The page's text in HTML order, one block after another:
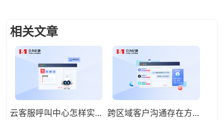
相关文章
云客服呼叫中心怎样实现夜间无人值守服务？智能语音机器人承接基础问询 跨区域客户沟通存在方言障碍，具备方言识别的AI语音机器人怎么选择？